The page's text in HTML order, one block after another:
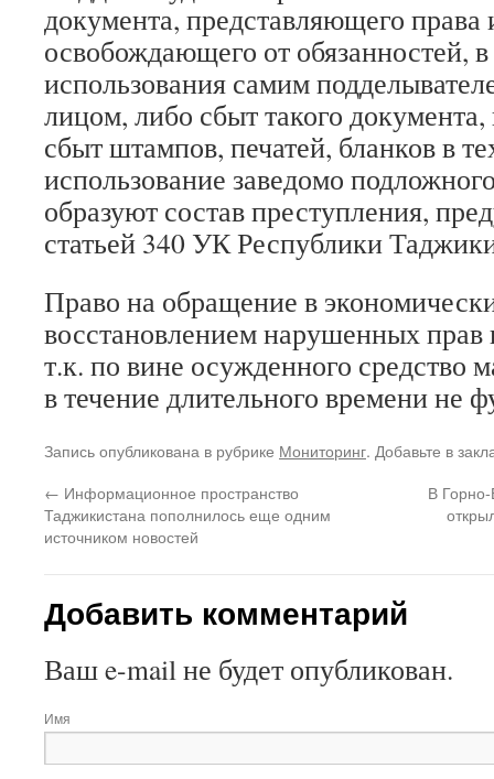
документа, представляющего права
освобождающего от обязанностей, в
использования самим
лицом, либо сбыт такого документа,
сбыт штампов, печатей, бланков в
использование заведомо
образуют состав преступления,
статьей 340 УК Республики
Право на обращение в
восстановлением нарушенных прав
т.к. по вине осужденного средство
в течение длительного времени не
Запись опубликована в рубрике Мониторинг. Добавьте в
← Информационное пространство
Таджикистана пополнилось еще одним
источником новостей
В
Добавить комментарий
Ваш e-mail не будет опубликован.
Имя